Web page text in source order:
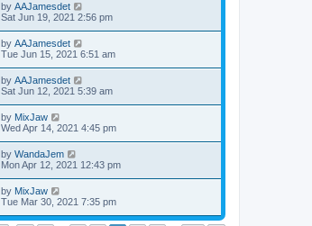
by AAJamesdet
Sat Jun 19, 2021 2:56 pm
by AAJamesdet
Tue Jun 15, 2021 6:51 am
by AAJamesdet
Sat Jun 12, 2021 5:39 am
by MixJaw
Wed Apr 14, 2021 4:45 pm
by WandaJem
Mon Apr 12, 2021 12:43 pm
by MixJaw
Tue Mar 30, 2021 7:35 pm